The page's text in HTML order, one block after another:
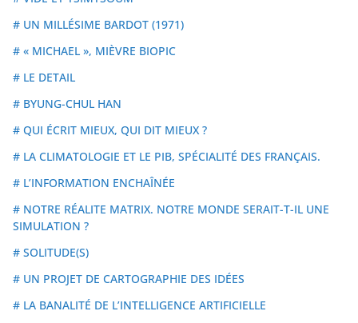
# UN MILLÉSIME BARDOT (1971)
# « MICHAEL », MIÈVRE BIOPIC
# LE DETAIL
# BYUNG-CHUL HAN
# QUI ÉCRIT MIEUX, QUI DIT MIEUX ?
# LA CLIMATOLOGIE ET LE PIB, SPÉCIALITÉ DES FRANÇAIS.
# L’INFORMATION ENCHAÎNÉE
# NOTRE RÉALITE MATRIX. NOTRE MONDE SERAIT-T-IL UNE
SIMULATION ?
# SOLITUDE(S)
# UN PROJET DE CARTOGRAPHIE DES IDÉES
# LA BANALITÉ DE L’INTELLIGENCE ARTIFICIELLE